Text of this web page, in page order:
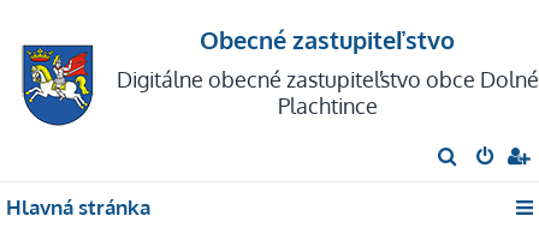
Obecné zastupiteľstvo
Digitálne obecné zastupiteľstvo obce Dolné
Plachtince
ľ
Hlavná stránka